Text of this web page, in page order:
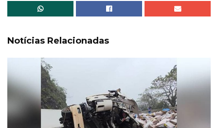
Notícias Relacionadas